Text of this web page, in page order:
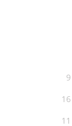
9
16
11